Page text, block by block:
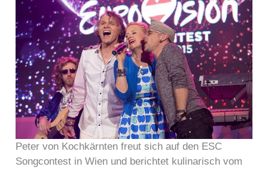
Peter von Kochkärnten freut sich auf den ESC
Songcontest in Wien und berichtet kulinarisch vom